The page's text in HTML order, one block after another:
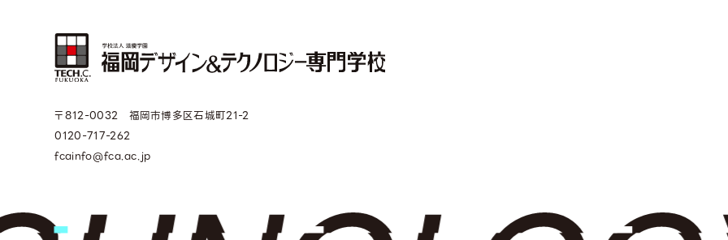
〒812-0032 福岡市博多区石城町21-2
0120-717-262
fcainfo@fca.ac.jp